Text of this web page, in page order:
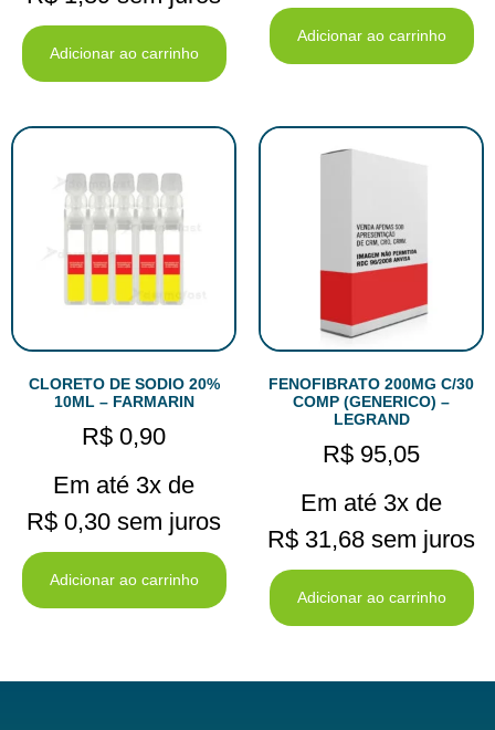
Adicionar ao carrinho
Adicionar ao carrinho
CLORETO DE SODIO 20%
10ML – FARMARIN
R$ 0,90
Em até 3x de
R$ 0,30 sem juros
Adicionar ao carrinho
FENOFIBRATO 200MG C/30
COMP (GENERICO) –
LEGRAND
R$ 95,05
Em até 3x de
R$ 31,68 sem juros
Adicionar ao carrinho